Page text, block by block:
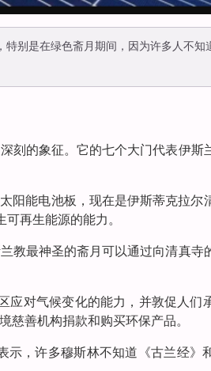
别是在绿色斋月期间，因为许多人不知
刻的象征。它的七个大门代表伊斯
阳能电池板，现在是伊斯蒂克拉尔
再生能源的能力。
教最神圣的斋月可以通过向清真寺
应对气候变化的能力，并敦促人们
慈善机构捐款和购买环保产品。
示，许多穆斯林不知道《古兰经》